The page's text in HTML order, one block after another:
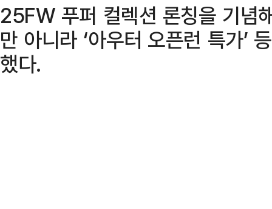
25FW 푸퍼 컬렉션 론칭을 기념
만 아니라 ‘아우터 오픈런 특가’
했다.